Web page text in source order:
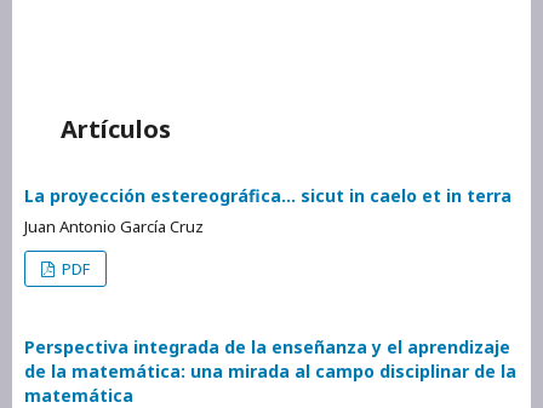
Artículos
La proyección estereográfica… sicut in caelo et in terra
Juan Antonio García Cruz
PDF
Perspectiva integrada de la enseñanza y el aprendizaje
de la matemática: una mirada al campo disciplinar de la
matemática